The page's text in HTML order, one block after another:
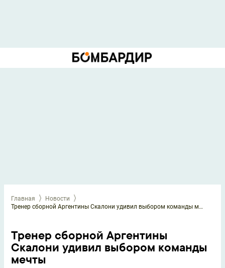
Главная
Новости
Тренер сборной Аргентины Скалони удивил выбором команды мечты
Тренер сборной Аргентины
Скалони удивил выбором команды
мечты